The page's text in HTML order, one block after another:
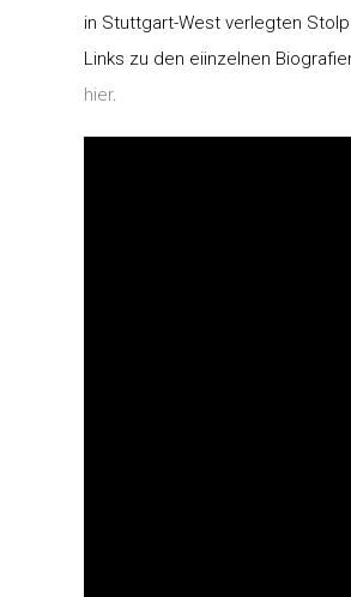
in Stuttgart-West verlegten
Links zu den eiinzelnen
hier.